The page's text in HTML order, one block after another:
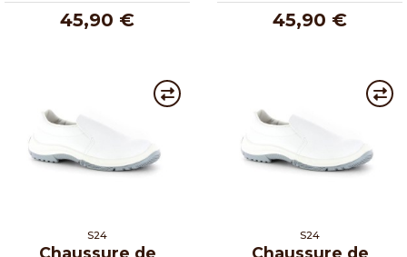
45,90 € 45,90 €
S24
Chaussure de
S24
Chaussure de